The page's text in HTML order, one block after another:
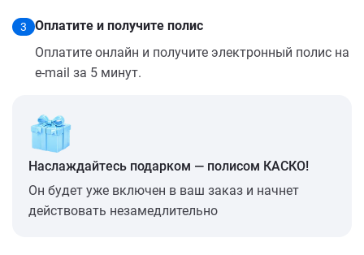
3
Оплатите и получите полис
Оплатите онлайн и получите электронный полис на
e-mail за 5 минут.
Наслаждайтесь подарком — полисом КАСКО!
Он будет уже включен в ваш заказ и начнет
действовать незамедлительно